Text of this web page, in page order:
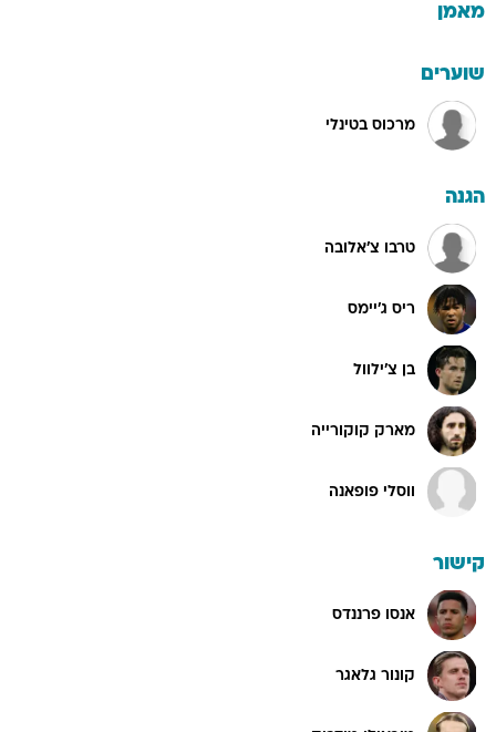
מאמן
שוערים
מרכוס בטינלי
הגנה
טרבו צ'אלובה
ריס ג'יימס
בן צ'ילוול
מארק קוקורייה
ווסלי פופאנה
קישור
אנסו פרננדס
קונור גלאגר